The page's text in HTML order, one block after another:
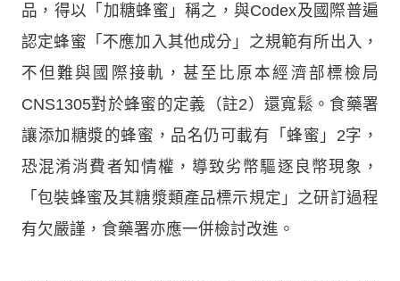
品，得以「加糖蜂蜜」稱之，與Codex及國際普遍
認定蜂蜜「不應加入其他成分」之規範有所出入，
不但難與國際接軌，甚至比原本經濟部標檢局
CNS1305對於蜂蜜的定義（註2）還寬鬆。食藥署
讓添加糖漿的蜂蜜，品名仍可載有「蜂蜜」2字，
恐混淆消費者知情權，導致劣幣驅逐良幣現象，
「包裝蜂蜜及其糖漿類產品標示規定」之研訂過程
有欠嚴謹，食藥署亦應一併檢討改進。